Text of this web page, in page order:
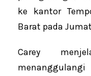
ke kantor
Barat pada
Carey